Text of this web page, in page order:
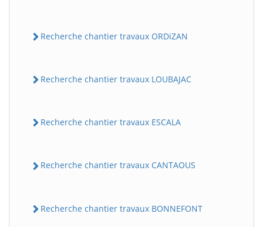
Recherche chantier travaux ORDiZAN
Recherche chantier travaux LOUBAJAC
Recherche chantier travaux ESCALA
Recherche chantier travaux CANTAOUS
Recherche chantier travaux BONNEFONT